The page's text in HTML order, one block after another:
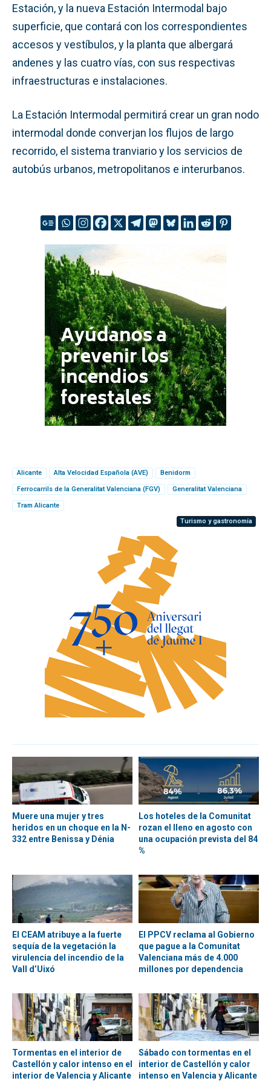
Estación, y la nueva Estación Intermodal bajo
superficie, que contará con los correspondientes
accesos y vestíbulos, y la planta que albergará
andenes y las cuatro vías, con sus respectivas
infraestructuras e instalaciones.
La Estación Intermodal permitirá crear un gran nodo
intermodal donde converjan los flujos de largo
recorrido, el sistema tranviario y los servicios de
autobús urbanos, metropolitanos e interurbanos.
Alicante Alta Velocidad Española (AVE) Benidorm
Ferrocarrils de la Generalitat Valenciana (FGV) Generalitat Valenciana
Tram Alicante
Turismo y gastronomía
Muere una mujer y tres
heridos en un choque en la N-
332 entre Benissa y Dénia
Los hoteles de la Comunitat
rozan el lleno en agosto con
una ocupación prevista del 84
%
El CEAM atribuye a la fuerte
sequía de la vegetación la
virulencia del incendio de la
Vall d’Uixó
El PPCV reclama al Gobierno
que pague a la Comunitat
Valenciana más de 4.000
millones por dependencia
Tormentas en el interior de
Castellón y calor intenso en el
interior de Valencia y Alicante
Sábado con tormentas en el
interior de Castellón y calor
intenso en Valencia y Alicante